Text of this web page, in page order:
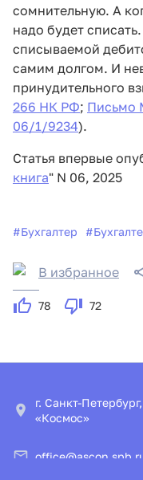
сомнительную. А
надо будет
списываемой
самим долгом. И
принудительного
266 НК РФ; Письмо
06/1/9234).
Статья впервые
книга" N 06, 2025
#Бухгалтер #
В избранное
78 72
г. Санкт-
«Космос»